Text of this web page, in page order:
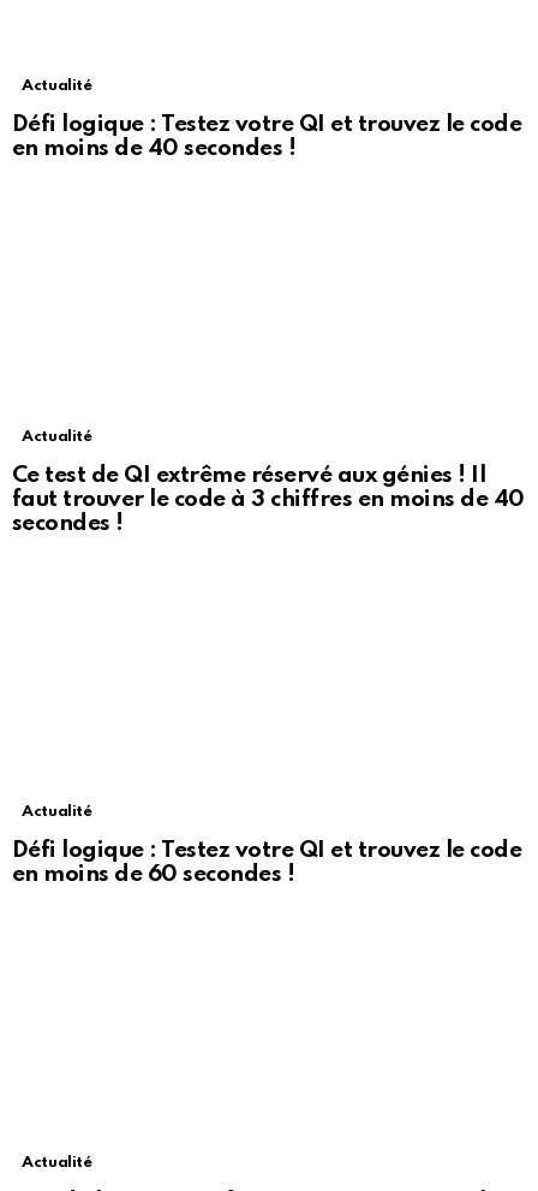
Actualité
Défi logique : Testez votre QI et trouvez le code
en moins de 40 secondes !
Actualité
Ce test de QI extrême réservé aux génies ! Il
faut trouver le code à 3 chiffres en moins de 40
secondes !
Actualité
Défi logique : Testez votre QI et trouvez le code
en moins de 60 secondes !
Actualité